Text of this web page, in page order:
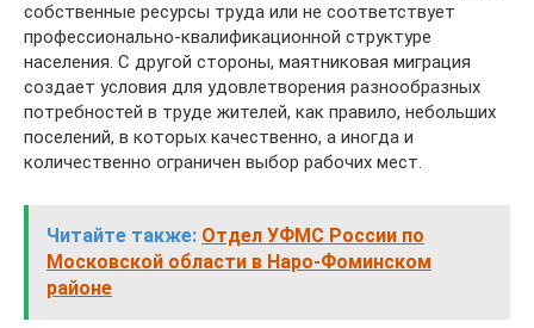
собственные ресурсы труда или не соответствует
профессионально-квалификационной структуре
населения. С другой стороны, маятниковая миграция
создает условия для удовлетворения разнообразных
потребностей в труде жителей, как правило, небольших
поселений, в которых качественно, а иногда и
количественно ограничен выбор рабочих мест.
Читайте также: Отдел УФМС России по
Московской области в Наро-Фоминском
районе